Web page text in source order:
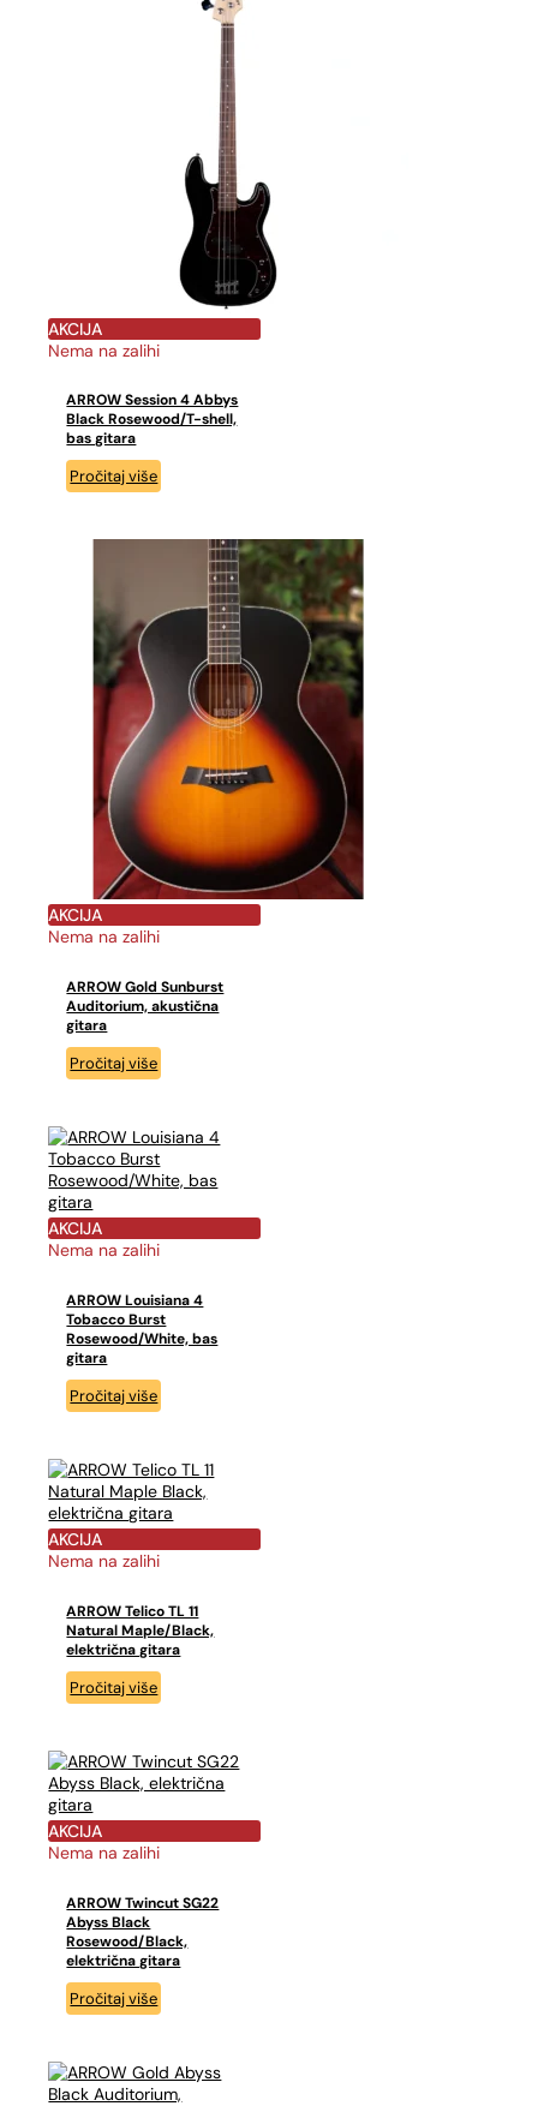
AKCIJA
Nema na zalihi
ARROW Session 4 Abbys
Black Rosewood/T-shell,
bas gitara
Pročitaj više
AKCIJA
Nema na zalihi
ARROW Gold Sunburst
Auditorium, akustična
gitara
Pročitaj više
AKCIJA
Nema na zalihi
ARROW Louisiana 4
Tobacco Burst
Rosewood/White, bas
gitara
Pročitaj više
AKCIJA
Nema na zalihi
ARROW Telico TL 11
Natural Maple/Black,
električna gitara
Pročitaj više
AKCIJA
Nema na zalihi
ARROW Twincut SG22
Abyss Black
Rosewood/Black,
električna gitara
Pročitaj više